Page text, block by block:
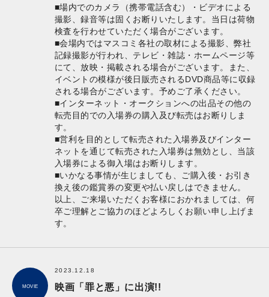
■場内でのカメラ（携帯電話含む）・ビデオによる
撮影、録音等は固くお断りいたします。当日は荷物
検査を行わせていただく場合がございます。
■会場内ではマスコミ各社の取材による撮影、弊社
記録撮影が行われ、テレビ・雑誌・ホームページ等
にて、放映・掲載される場合がございます。また、
イベントの模様が後日販売されるDVD商品等に収録
される場合がございます。予めご了承ください。
■インターネット・オークションへの出品その他の
転売目的での入場券の購入及び転売はお断りしま
す。
■営利を目的として転売された入場券及びインター
ネットを通じて転売された入場券は無効とし、当該
入場券による御入場はお断りします。
■いかなる事情が生じましても、ご購入後・お引き
換え後の鑑賞券の変更や払い戻しはできません。
以上、ご来場いただくお客様におかれましては、何
卒ご理解とご協力のほどよろしくお願い申し上げま
す。
MOVIE
2023.12.18
映画「罪と悪」に出演!!